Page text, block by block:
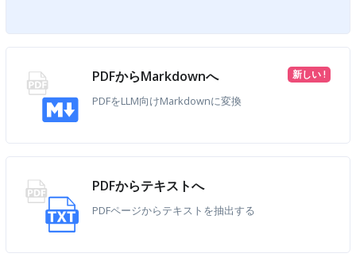
PDFからMarkdownへ
PDFをLLM向けMarkdownに変換
新しい !
PDFからテキストへ
PDFページからテキストを抽出する